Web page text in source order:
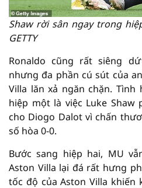
Shaw rời sân ngay trong
GETTY
Ronaldo cũng rất siêng
nhưng đa phần cú sút của
Villa lăn xả ngăn chặn.
hiệp một là việc Luke
cho Diogo Dalot vì chấn
số hòa 0-0.
Bước sang hiệp hai, MU
Aston Villa lại đá rất hưng
tốc độ của Aston Villa khiến